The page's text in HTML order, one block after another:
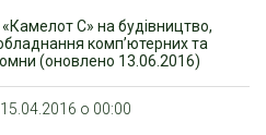
С» на будівництво,
комп’ютерних та
(оновлено 13.06.2016)
о 00:00